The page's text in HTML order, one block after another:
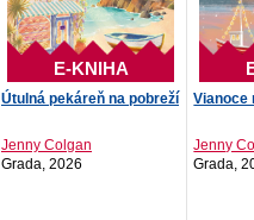
E-KNIHA
Útulná pekáreň na pobreží
Jenny Colgan
Grada, 2026
Vianoce
Jenny
Grada,